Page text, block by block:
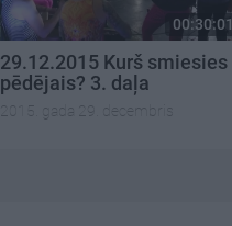
00:30:01
29.12.2015 Kurš smiesies
pēdējais? 3. daļa
2015. gada 29. decembris